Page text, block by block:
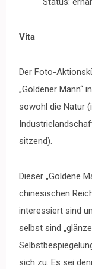
Vita
Der Foto-
„Goldener Mann“
sowohl die Natur
sitzend).
Dieser „Goldene
chinesischen
interessiert sind
selbst sind
sich zu. Es sei